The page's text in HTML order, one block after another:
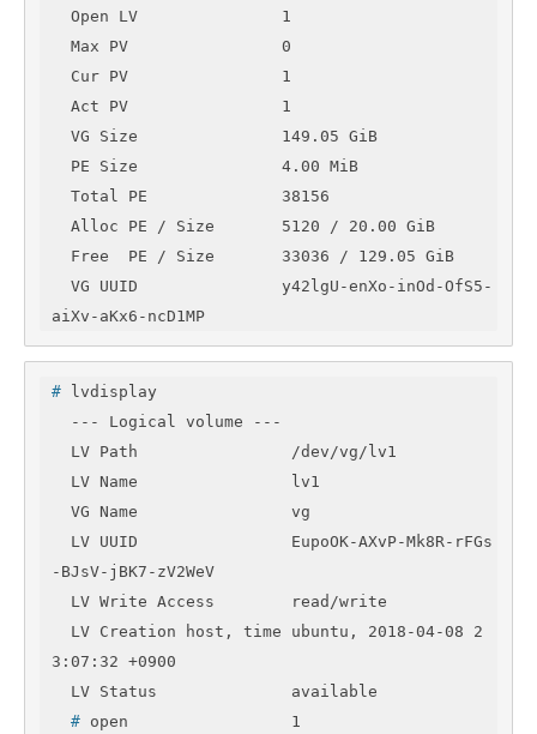
aiXv-aKx6-ncD1MP
# lvdisplay
-BJsV-jBK7-zV2WeV
3:07:32 +0900
  #
open                 1